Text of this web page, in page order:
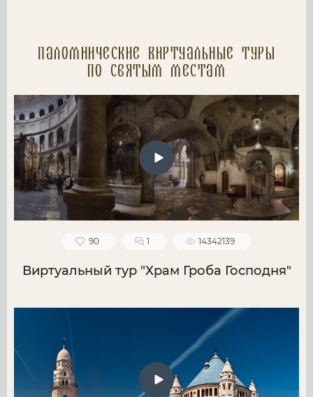
Паломнические Виртуальные туры
по святым местам
90 1 14342139
Виртуальный тур "Храм Гроба Господня"